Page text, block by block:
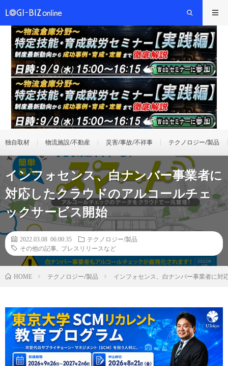
独自取材 物流施設/不動産 災害/事故/不祥事 テクノロジー/製品
インフォセンス、白ナンバー事業者に
対応したクラウドのアルコールチェ
ックサービス開始
2022.03.08 06:00:35
テクノロジー/製品
その他の記事
プレスリリースなど
HOME テクノロジー/製品 インフォセンス、白ナンバー事業者に対